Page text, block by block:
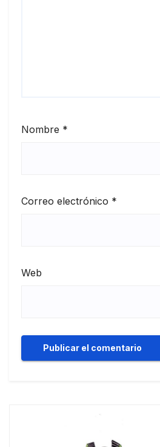
Nombre *
Correo electrónico *
Web